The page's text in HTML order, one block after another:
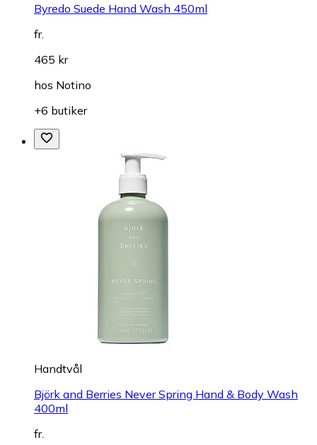
Byredo Suede Hand Wash 450ml
fr.
465 kr
hos Notino
+6 butiker
Handtvål
Björk and Berries Never Spring Hand & Body Wash
400ml
fr.